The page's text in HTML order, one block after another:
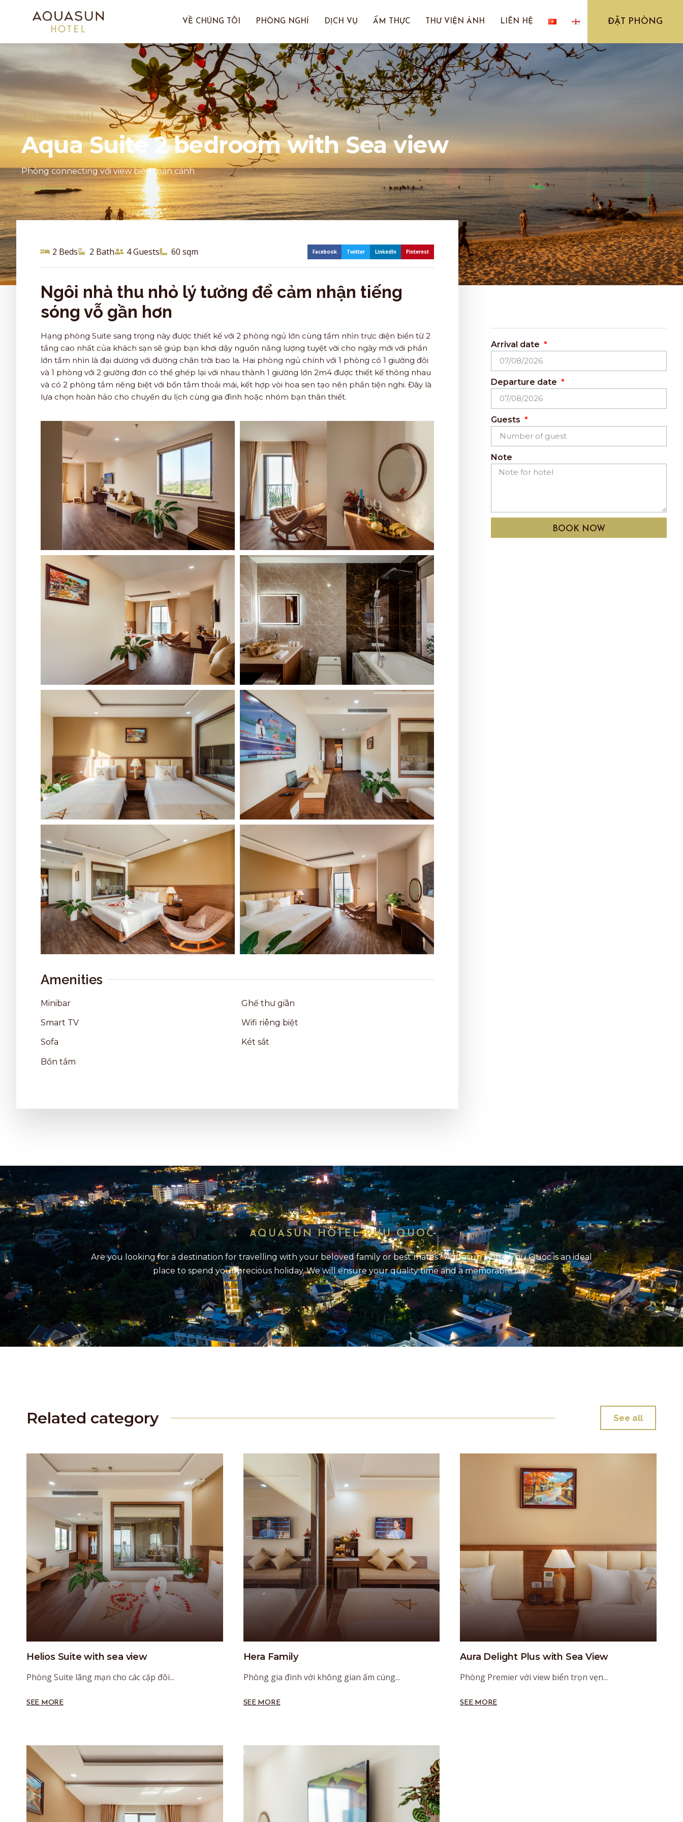
VỀ CHÚNG TÔI PHÒNG NGHỈ DỊCH VỤ ẨM THỰC THƯ VIỆN ẢNH LIÊN HỆ ĐẶT PHÒNG
PHÒNG NGHỈ
Aqua Suite 2 bedroom with Sea view
Phòng connecting với view biển toàn cảnh
2 Beds 2 Bath 4 Guests 60 sqm Facebook Twitter LinkedIn Pinterest
Ngôi nhà thu nhỏ lý tưởng để cảm nhận tiếng
sóng vỗ gần hơn
Hạng phòng Suite sang trọng này được thiết kế với 2 phòng ngủ lớn cùng tầm nhìn trực diện biển từ 2
tầng cao nhất của khách sạn sẽ giúp bạn khơi dậy nguồn năng lượng tuyệt vời cho ngày mới với phần
lớn tầm nhìn là đại dương với đường chân trời bao la. Hai phòng ngủ chính với 1 phòng có 1 giường đôi
và 1 phòng với 2 giường đơn có thể ghép lại với nhau thành 1 giường lớn 2m4 được thiết kế thông nhau
và có 2 phòng tắm riêng biệt với bồn tắm thoải mái, kết hợp vòi hoa sen tạo nên phần tiện nghi. Đây là
lựa chọn hoàn hảo cho chuyến du lịch cùng gia đình hoặc nhóm bạn thân thiết.
Amenities
Minibar
Smart TV
Sofa
Bồn tắm
Ghế thư giãn
Wifi riêng biệt
Két sắt
Arrival date
Departure date
Guests
Note
BOOK NOW
AQUASUN HOTEL PHU QUOC
Are you looking for a destination for travelling with your beloved family or best mates? Aquasun Hotel Phu Quoc is an ideal
place to spend your precious holiday. We will ensure your quality time and a memorable trip.
Related category See all
Helios Suite with sea view
Phòng Suite lãng mạn cho các cặp đôi...
SEE MORE
Hera Family
Phòng gia đình với không gian ấm cúng...
SEE MORE
Aura Delight Plus with Sea View
Phòng Premier với view biển trọn vẹn...
SEE MORE